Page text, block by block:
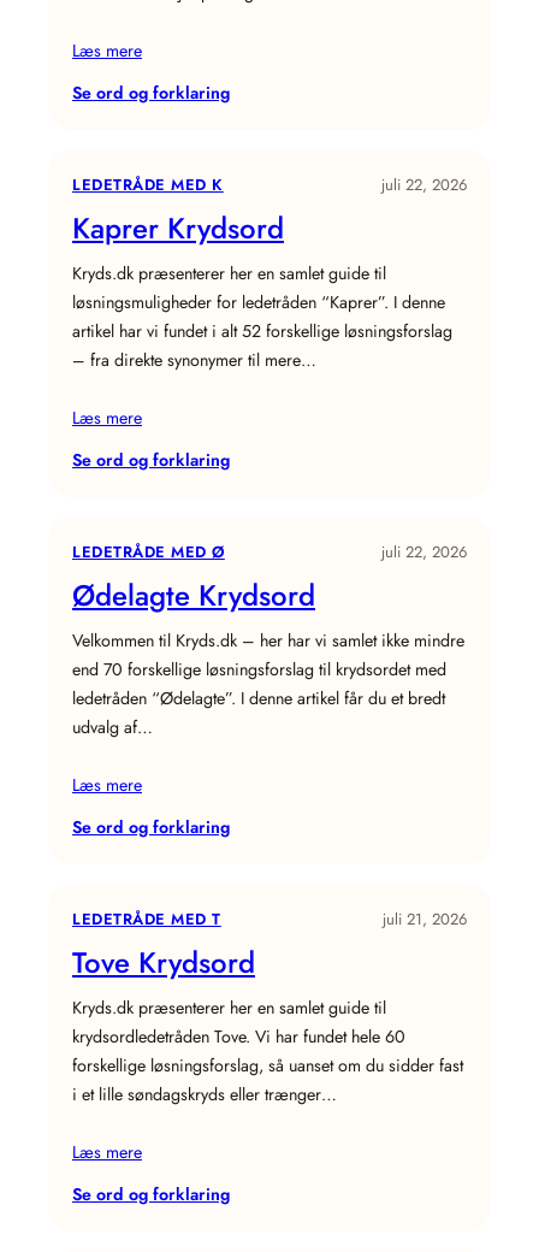
Læs mere
Se ord og forklaring:
LEDETRÅDE MED K juli 22, 2026
Kaprer Krydsord
Kryds.dk præsenterer her en samlet guide til
løsningsmuligheder for ledetråden “Kaprer”. I denne
artikel har vi fundet i alt 52 forskellige løsningsforslag
– fra direkte synonymer til mere…
Læs mere
Se ord og forklaring:
LEDETRÅDE MED Ø juli 22, 2026
Ødelagte Krydsord
Velkommen til Kryds.dk – her har vi samlet ikke mindre
end 70 forskellige løsningsforslag til krydsordet med
ledetråden “Ødelagte”. I denne artikel får du et bredt
udvalg af…
Læs mere
Se ord og forklaring:
LEDETRÅDE MED T juli 21, 2026
Tove Krydsord
Kryds.dk præsenterer her en samlet guide til
krydsordledetråden Tove. Vi har fundet hele 60
forskellige løsningsforslag, så uanset om du sidder fast
i et lille søndagskryds eller trænger…
Læs mere
Se ord og forklaring: